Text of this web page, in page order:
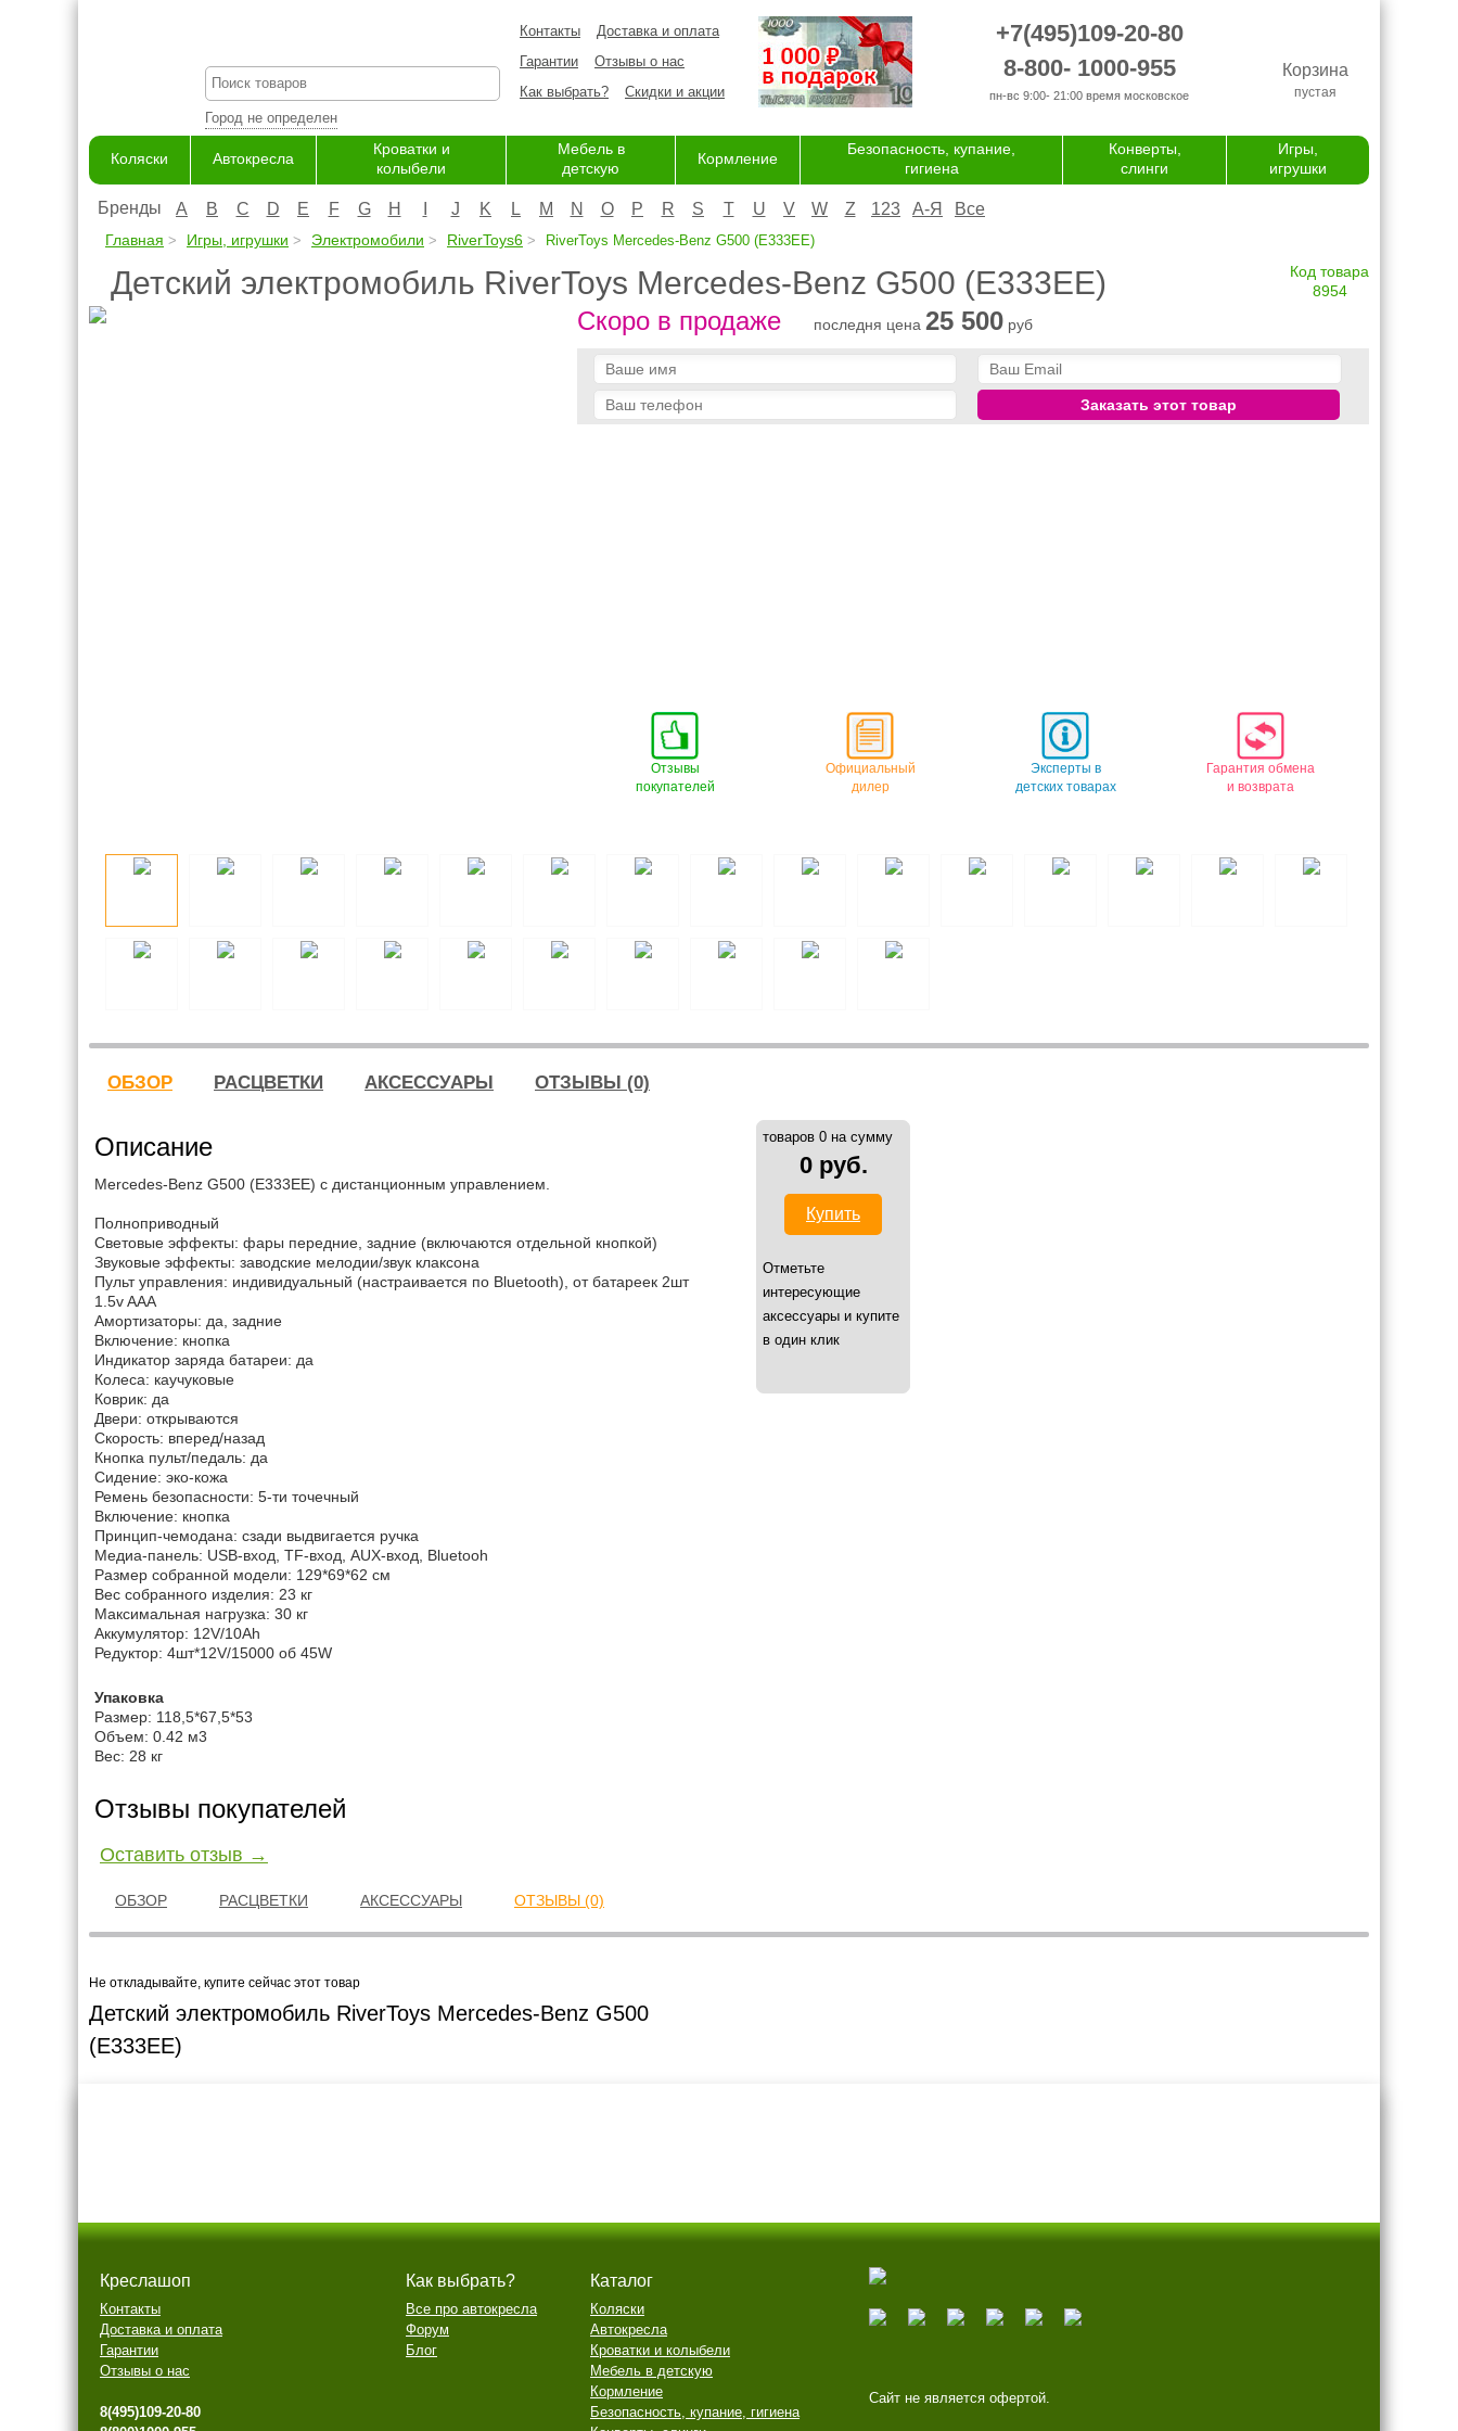
Город не определен
Контакты
Доставка и оплата
Гарантии
Отзывы о нас
Как выбрать?
Скидки и акции
+7(495)109-20-80
8-800- 1000-955
пн-вс 9:00- 21:00 время московское
Корзина
пустая
Коляски Автокресла
Кроватки и
колыбели
Мебель в
детскую
Кормление
Безопасность, купание,
гигиена
Конверты,
слинги
Игры,
игрушки
Бренды A B C D E F G H J K L M N O P R S T U V W Z 123 А-Я Все
Главная Игры, игрушки Электромобили RiverToys6 RiverToys Mercedes-Benz G500 (E333EE)
Детский электромобиль RiverToys Mercedes-Benz G500 (E333EE)
Код товара
8954
Скоро в продаже последня цена 25 500 руб
Заказать этот товар
Отзывы
покупателей
Официальный
дилер
Эксперты в
детских товарах
Гарантия обмена
и возврата
ОБЗОР РАСЦВЕТКИ АКСЕССУАРЫ ОТЗЫВЫ (0)
Описание
Mercedes-Benz G500 (E333EE) с дистанционным управлением.
Полноприводный
Световые эффекты: фары передние, задние (включаются отдельной кнопкой)
Звуковые эффекты: заводские мелодии/звук клаксона
Пульт управления: индивидуальный (настраивается по Bluetooth), от батареек 2шт
1.5v AAА
Амортизаторы: да, задние
Включение: кнопка
Индикатор заряда батареи: да
Колеса: каучуковые
Коврик: да
Двери: открываются
Скорость: вперед/назад
Кнопка пульт/педаль: да
Сидение: эко-кожа
Ремень безопасности: 5-ти точечный
Включение: кнопка
Принцип-чемодана: сзади выдвигается ручка
Медиа-панель: USB-вход, TF-вход, AUX-вход, Bluetooh
Размер собранной модели: 129*69*62 см
Вес собранного изделия: 23 кг
Максимальная нагрузка: 30 кг
Аккумулятор: 12V/10Ah
Редуктор: 4шт*12V/15000 об 45W
Упаковка
Размер: 118,5*67,5*53
Объем: 0.42 м3
Вес: 28 кг
Отзывы покупателей
Оставить отзыв →
товаров 0 на сумму
0 руб.
Купить
Отметьте
интересующие
аксессуары и купите
в один клик
ОБЗОР РАСЦВЕТКИ АКСЕССУАРЫ ОТЗЫВЫ (0)
Не откладывайте, купите сейчас этот товар
Детский электромобиль RiverToys Mercedes-Benz G500
(E333EE)
Креслашоп
Контакты
Доставка и оплата
Гарантии
Отзывы о нас
8(495)109-20-80
Как выбрать?
Все про автокресла
Форум
Блог
Каталог
Коляски
Автокресла
Кроватки и колыбели
Мебель в детскую
Кормление
Безопасность, купание, гигиена
Сайт не является офертой.